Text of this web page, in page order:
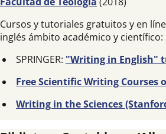
Cursos y tutoriales gratuitos y en
inglés ámbito académico y científico:
SPRINGER: "Writing in English"
Free Scientific Writing Courses
Writing in the Sciences